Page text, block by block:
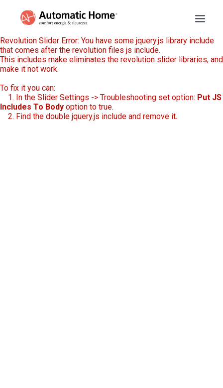
BASCULANTI
TAPPARELLE
TENDE DA SOLE
PERSIANE
SARACINESCHE
Revolution Slider Error: You have some jquery.js library include
that comes after the revolution files js include.
This includes make eliminates the revolution slider libraries, and
make it not work.
To fix it you can:
1. In the Slider Settings -> Troubleshooting set option: Put JS
Includes To Body option to true.
2. Find the double jquery.js include and remove it.